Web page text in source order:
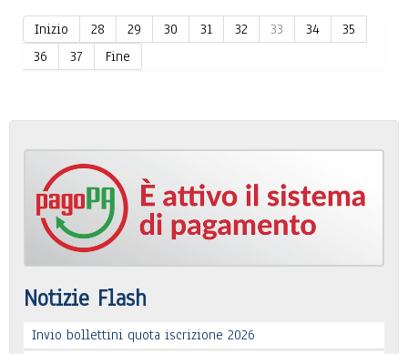
Inizio 28 29 30 31 32 33 34
35
36
37 Fine
Notizie Flash
Invio bollettini quota iscrizione 2026